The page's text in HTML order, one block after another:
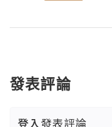
發表評論
登入發表評論